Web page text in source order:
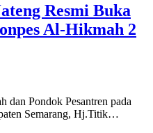
Resmi Buka
Al-Hikmah 2
dan Pondok Pesantren pada
Semarang, Hj.Titik…